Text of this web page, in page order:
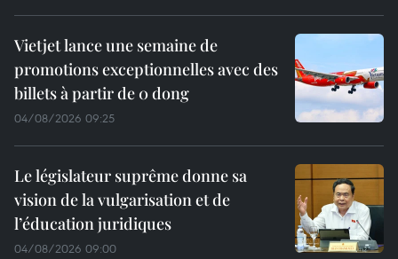
Vietjet lance une semaine de
promotions exceptionnelles avec des
billets à partir de 0 dong
04/08/2026 09:25
Le législateur suprême donne sa
vision de la vulgarisation et de
l’éducation juridiques
04/08/2026 09:00